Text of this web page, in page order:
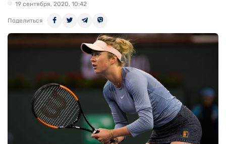
19 сентября, 2020, 10:42
Поделиться